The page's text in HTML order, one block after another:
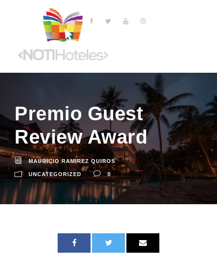
Premio Guest
Review Award
MAURICIO RAMIREZ QUIROS
UNCATEGORIZED 0